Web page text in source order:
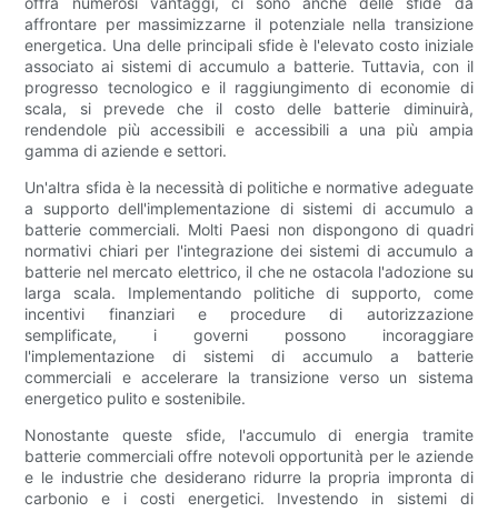
affrontare per massimizzarne il potenziale nella transizione
energetica. Una delle principali sfide è l'elevato costo iniziale
associato ai sistemi di accumulo a batterie. Tuttavia, con il
progresso tecnologico e il raggiungimento di economie di
scala, si prevede che il costo delle batterie diminuirà,
rendendole più accessibili e accessibili a una più ampia
gamma di aziende e settori.
Un'altra sfida è la necessità di politiche e normative adeguate
a supporto dell'implementazione di sistemi di accumulo a
batterie commerciali. Molti Paesi non dispongono di quadri
normativi chiari per l'integrazione dei sistemi di accumulo a
batterie nel mercato elettrico, il che ne ostacola l'adozione su
larga scala. Implementando politiche di supporto, come
incentivi finanziari e procedure di autorizzazione
semplificate, i governi possono incoraggiare
l'implementazione di sistemi di accumulo a batterie
commerciali e accelerare la transizione verso un sistema
energetico pulito e sostenibile.
Nonostante queste sfide, l'accumulo di energia tramite
batterie commerciali offre notevoli opportunità per le aziende
e le industrie che desiderano ridurre la propria impronta di
carbonio e i costi energetici. Investendo in sistemi di